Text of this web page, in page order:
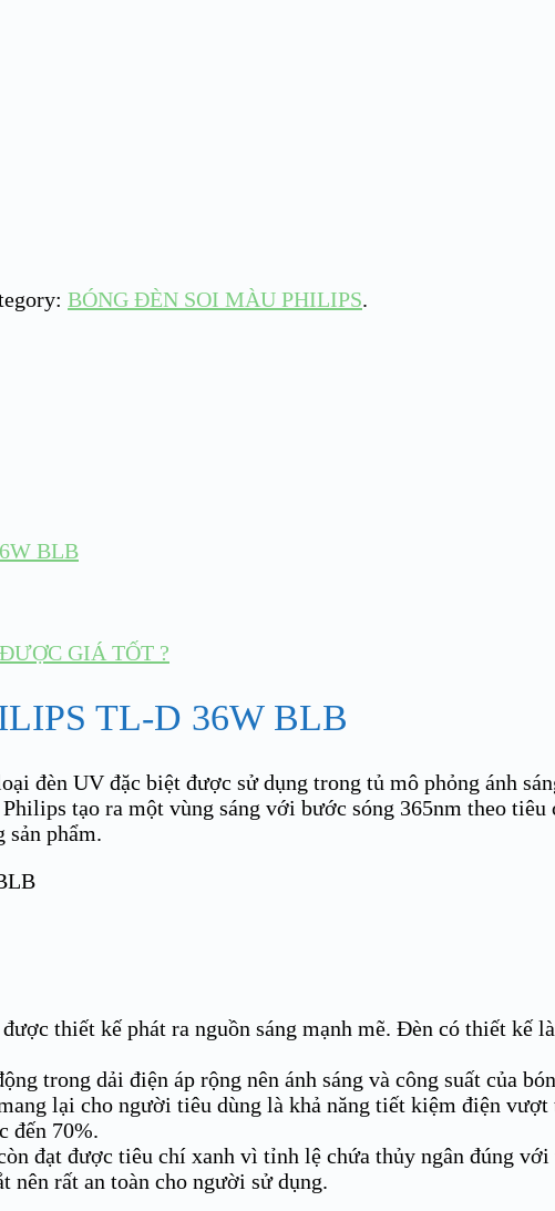
BÓNG ĐÈN SOI MÀU PHILIPS.
BLB
GIÁ TỐT ?
TL-D 36W BLB
đèn UV đặc biệt được sử dụng trong tủ mô phỏng ánh
tạo ra một vùng sáng với bước sóng 365nm theo
sản phẩm.
thiết kế phát ra nguồn sáng mạnh mẽ. Đèn có thiết kế
trong dải điện áp rộng nên ánh sáng và công suất của
lại cho người tiêu dùng là khả năng tiết kiệm điện
đến 70%.
đạt được tiêu chí xanh vì tỉnh lệ chứa thủy ngân đúng
nên rất an toàn cho người sử dụng.